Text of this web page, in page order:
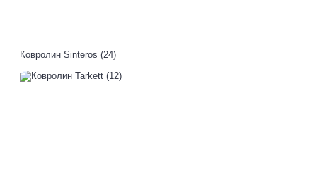
Ковролин Sinteros (24)